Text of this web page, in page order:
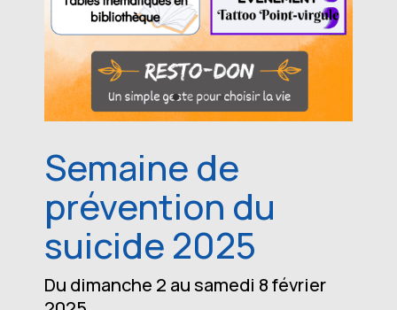
Semaine de
prévention du
suicide 2025
Du dimanche 2 au samedi 8 février